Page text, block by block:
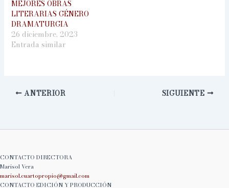
MEJORES OBRAS
LITERARIAS GÉNERO
DRAMATURGIA
26 diciembre, 2023
Entrada similar
ANTERIOR SIGUIENTE
CONTACTO DIRECTORA
Marisol Vera
marisol.cuartopropio@gmail.com
CONTACTO EDICIÓN Y PRODUCCIÓN